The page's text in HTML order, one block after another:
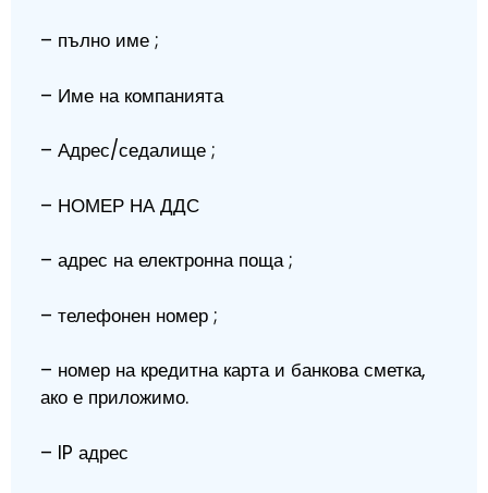
– пълно име ;
– Име на компанията
– Адрес/седалище ;
– НОМЕР НА ДДС
– адрес на електронна поща ;
– телефонен номер ;
– номер на кредитна карта и банкова сметка,
ако е приложимо.
– IP адрес